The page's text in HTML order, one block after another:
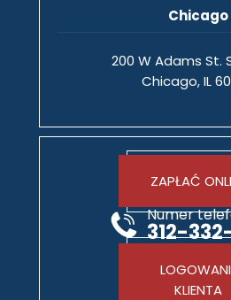
Chicago
200 W Adams St.
Chicago, IL
ZAPŁAĆ
Numer
312-
KLIENTA